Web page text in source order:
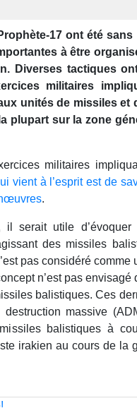
17 ont été sans
à être
Diverses tactiques
militaires
unités de missiles et
plupart sur la zone
militaires
vient à l’esprit est de
.
serait utile d’évoquer
des missiles
pas considéré comme
n’est pas
balistiques. Ces
massive
balistiques à
irakien au cours de la